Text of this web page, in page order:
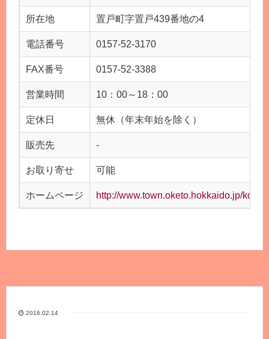
所在地 置戸町字置戸439番地の4
電話番号 0157-52-3170
FAX番号 0157-52-3388
営業時間 10：00～18：00
定休日 無休（年末年始を除く）
販売先 -
お取り寄せ 可能
ホームページ http://www.town.oketo.hokkaido.jp/
2016.02.14